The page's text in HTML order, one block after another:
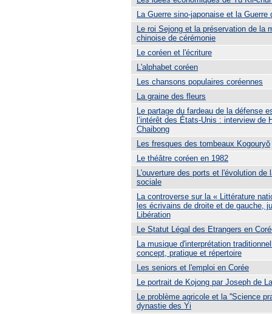
La Guerre sino-japonaise et la
Le roi Sejong et la préservation de la
chinoise de cérémonie
Le coréen et l'écriture
L'alphabet coréen
Les chansons populaires coréennes
La graine des fleurs
Le partage du fardeau de la défense
l’intérêt des États-Unis : interview de
Chaibong
Les fresques des tombeaux Kogouryŏ
Le théâtre coréen en 1982
L'ouverture des ports et l'évolution de
sociale
La controverse sur la « Littérature
les écrivains de droite et de gauche,
Libération
Le Statut Légal des Etrangers en
La musique d'interprétation
concept, pratique et répertoire
Les seniors et l'emploi en Corée
Le portrait de Kojong par Joseph de
Le problème agricole et la ''Science
dynastie des Yi